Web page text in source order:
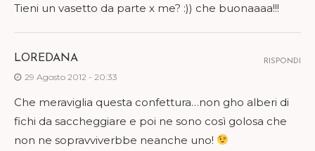
Tieni un vasetto da parte x me? :)) che buonaaaa!!!
LOREDANA
29 Agosto 2012 - 20:33
Che meraviglia questa confettura…non gho alberi di
fichi da saccheggiare e poi ne sono così golosa che
non ne sopravviverbbe neanche uno!
RISPONDI